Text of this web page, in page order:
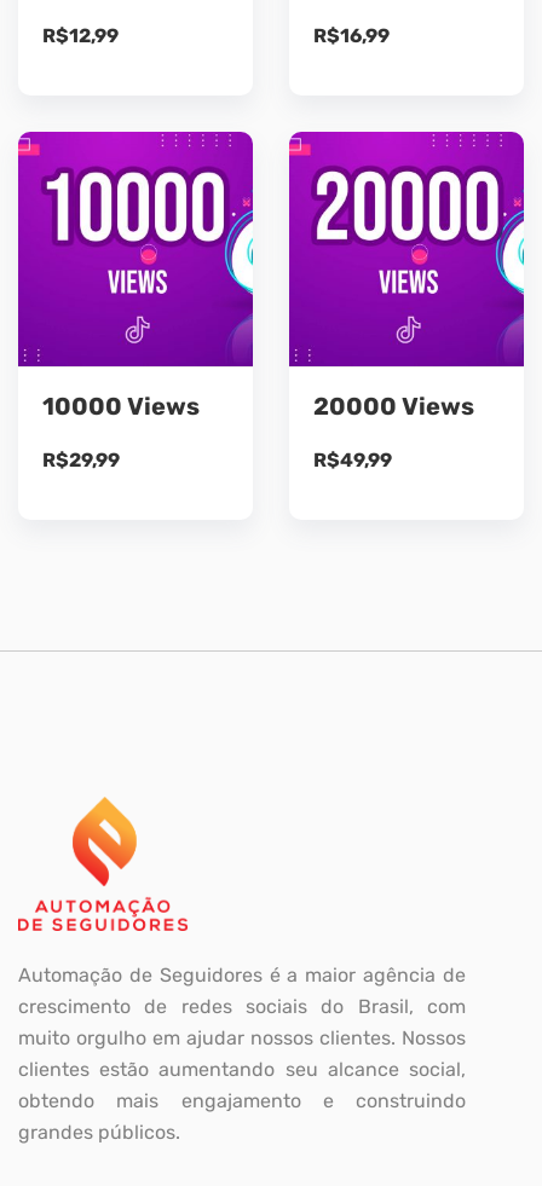
R$12,99 R$16,99
10000 Views
R$29,99
20000 Views
R$49,99
Automação de Seguidores é a maior agência de
crescimento de redes sociais do Brasil, com
muito orgulho em ajudar nossos clientes. Nossos
clientes estão aumentando seu alcance social,
obtendo mais engajamento e construindo
grandes públicos.